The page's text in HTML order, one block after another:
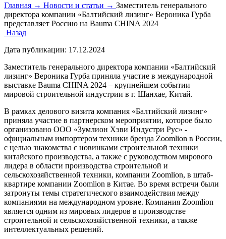
Главная → Новости и статьи → Заместитель генерального
директора компании «Балтийский лизинг» Вероника Гурба
представляет Россию на Bauma CHINA 2024
Назад
Дата публикации: 17.12.2024
Заместитель генерального директора компании «Балтийский
лизинг» Вероника Гурба приняла участие в международной
выставке Bauma CHINA 2024 – крупнейшем событии
мировой строительной индустрии в г. Шанхае, Китай.
В рамках делового визита компания «Балтийский лизинг»
приняла участие в партнерском мероприятии, которое было
организовано ООО «Зумлион Хэви Индустри Рус» -
официальным импортером техники бренда Zoomlion в России,
с целью знакомства с новинками строительной техники
китайского производства, а также с руководством мирового
лидера в области производства строительной и
сельскохозяйственной техники, компании Zoomlion, в штаб-
квартире компании Zoomlion в Китае. Во время встречи были
затронуты темы стратегического взаимодействия между
компаниями на международном уровне. Компания Zoomlion
является одним из мировых лидеров в производстве
строительной и сельскохозяйственной техники, а также
интеллектуальных решений.